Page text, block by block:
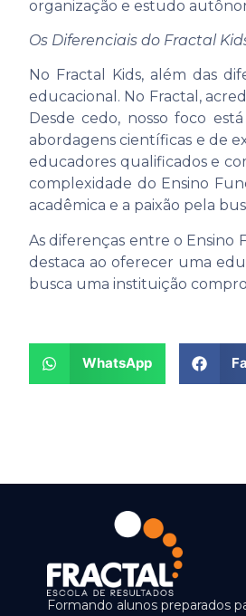
organização e estudo
Os Diferenciais do Fractal
No Fractal Kids, além das
educacional. No Fractal,
Desde cedo, nosso foco
abordagens científicas e de
educadores qualificados e
complexidade do Ensino
acadêmica e a paixão pela
As diferenças entre o Ensino
destaca ao oferecer uma
busca uma instituição
WhatsApp
Formando alunos preparados